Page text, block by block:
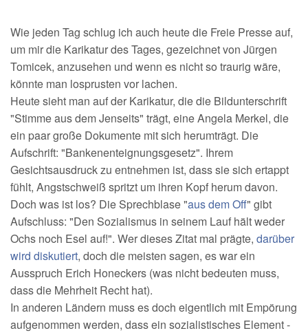
Wie jeden Tag schlug ich auch heute die Freie Presse auf,
um mir die Karikatur des Tages, gezeichnet von Jürgen
Tomicek, anzusehen und wenn es nicht so traurig wäre,
könnte man losprusten vor lachen.
Heute sieht man auf der Karikatur, die die Bildunterschrift
"Stimme aus dem Jenseits" trägt, eine Angela Merkel, die
ein paar große Dokumente mit sich herumträgt. Die
Aufschrift: "Bankenenteignungsgesetz". Ihrem
Gesichtsausdruck zu entnehmen ist, dass sie sich ertappt
fühlt, Angstschweiß spritzt um ihren Kopf herum davon.
Doch was ist los? Die Sprechblase "aus dem Off" gibt
Aufschluss: "Den Sozialismus in seinem Lauf hält weder
Ochs noch Esel auf!". Wer dieses Zitat mal prägte, darüber
wird diskutiert, doch die meisten sagen, es war ein
Ausspruch Erich Honeckers (was nicht bedeuten muss,
dass die Mehrheit Recht hat).
In anderen Ländern muss es doch eigentlich mit Empörung
aufgenommen werden, dass ein sozialistisches Element -